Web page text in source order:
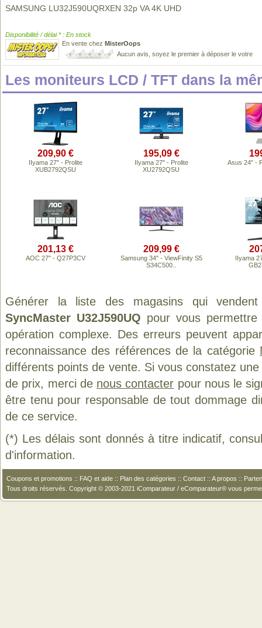
SAMSUNG LU32J590UQRXEN 32p VA 4K UHD
Disponibilité / délai * : En stock
En vente chez MisterOops
Aucun avis, soyez le premier à déposer le votre
Les moniteurs LCD / TFT dans la
209,90 €
IIyama 27" - Prolite
XUB2792QSU
195,09 €
IIyama 27" - Prolite
XU2792QSU
Asus 24" -
201,13 €
AOC 27" - Q27P3CV
209,99 €
Samsung 34" - ViewFinity S5
S34C500..
IIyama
Générer la liste des magasins qui
SyncMaster U32J590UQ pour vous
opération complexe. Des erreurs peuvent
reconnaissance des références de la catégorie
différents points de vente. Si vous constatez
de prix, merci de nous contacter pour nous le
être tenu pour responsable de tout dommage
de ce service.
(*) Les délais sont donnés à titre indicatif,
d'information.
Coupons et promotions :: FAQ et aide :: Plan des catégories :: Contact :: A propos ::
Tous droits réservés. Copyright © 2003-2021 iComparateur / eComparateur® vous